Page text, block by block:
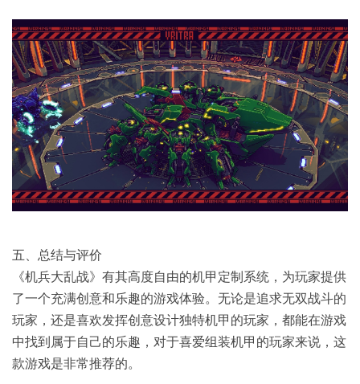
五、总结与评价
《机兵大乱战》有其高度自由的机甲定制系统，为玩家提供
了一个充满创意和乐趣的游戏体验。无论是追求无双战斗的
玩家，还是喜欢发挥创意设计独特机甲的玩家，都能在游戏
中找到属于自己的乐趣，对于喜爱组装机甲的玩家来说，这
款游戏是非常推荐的。